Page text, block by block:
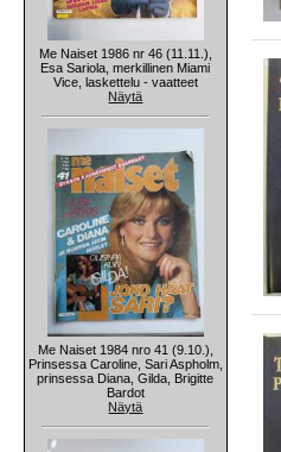
Me Naiset 1986 nr 46 (11.11.),
Esa Sariola, merkillinen Miami
Vice, laskettelu - vaatteet
Näytä
Me Naiset 1984 nro 41 (9.10.),
Prinsessa Caroline, Sari Aspholm,
prinsessa Diana, Gilda, Brigitte
Bardot
Näytä